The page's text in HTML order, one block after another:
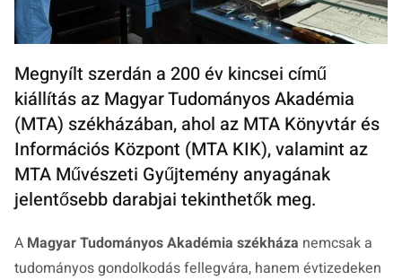
Megnyílt szerdán a 200 év kincsei című
kiállítás az Magyar Tudományos Akadémia
(MTA) székházában, ahol az MTA Könyvtár és
Információs Központ (MTA KIK), valamint az
MTA Művészeti Gyűjtemény anyagának
jelentősebb darabjai tekinthetők meg.
A Magyar Tudományos Akadémia székháza nemcsak a
tudományos gondolkodás fellegvára, hanem évtizedeken